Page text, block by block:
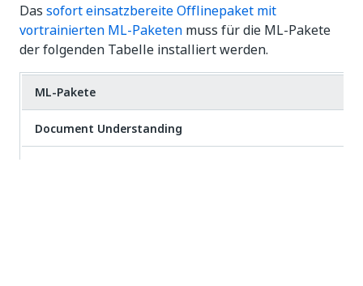
Das sofort einsatzbereite Offlinepaket mit
vortrainierten ML-Paketen muss für die ML-Pakete
der folgenden Tabelle installiert werden.
ML-Pakete
Document Understanding